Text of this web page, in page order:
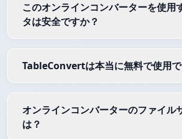
このオンラインコンバーターを使用
タは安全ですか？
TableConvertは本当に無料で使用
オンラインコンバーターのファイル
は？